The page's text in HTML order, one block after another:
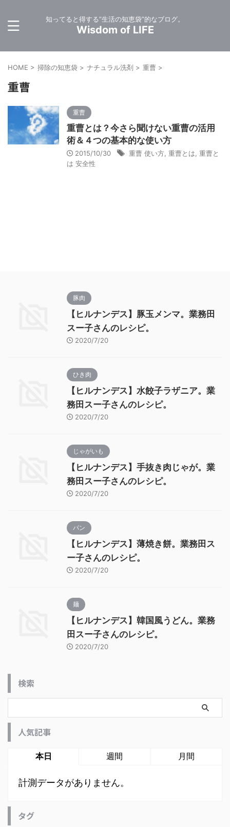
知ってると得する”生活の知恵袋”的なブログ。
Wisdom of LIFE
HOME > 掃除の知恵袋 > ナチュラル洗剤 > 重曹 >
重曹
重曹
重曹とは？今さら聞けない重曹の活用
術＆４つの基本的な使い方
2015/10/30 重曹 使い方 重曹とは 重曹と
は 安全性
豚肉
【ヒルナンデス】豚玉メンマ。業務田
スー子さんのレシピ。
2020/7/20
ひき肉
【ヒルナンデス】水餃子ラザニア。業
務田スー子さんのレシピ。
2020/7/20
じゃがいも
【ヒルナンデス】手抜き肉じゃが。業
務田スー子さんのレシピ。
2020/7/20
パン
【ヒルナンデス】薄焼き餅。業務田ス
ー子さんのレシピ。
2020/7/20
麺
【ヒルナンデス】韓国風うどん。業務
田スー子さんのレシピ。
2020/7/20
検索
人気記事
本日 週間 月間
計測データがありません。
タグ